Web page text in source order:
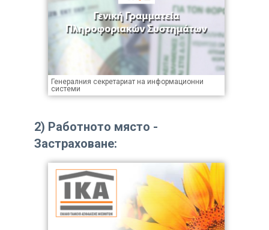
Генералния секретариат на информационни
системи
2) Работното място -
Застраховане: